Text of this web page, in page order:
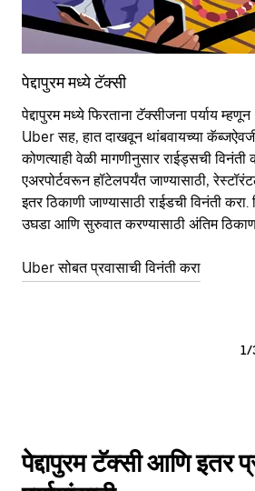
पेद्दापुरम मध्ये टॅक्सी
पेद्दापुरम मध्ये फिरताना टॅक्सीजना पर्याय
Uber सह, हात दाखवून थांबवायच्या
कोणत्याही वेळी मागणीनुसार राईड्सची
एअरपोर्टवरून हॉटेलपर्यंत जाण्यासाठी,
इतर‍ ठिकाणी जाण्यासाठी राईडची विनंती
उघडा आणि सुरुवात करण्यासाठी अंतिम
Uber सोबत प्रवासाची विनंती करा
1/
पेद्दापुरम टॅक्सी आणि इतर